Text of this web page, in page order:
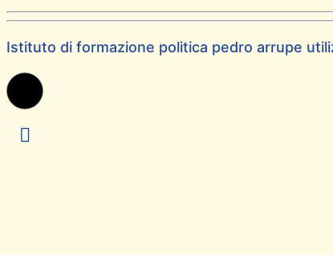
Istituto di formazione politica pedro arrupe